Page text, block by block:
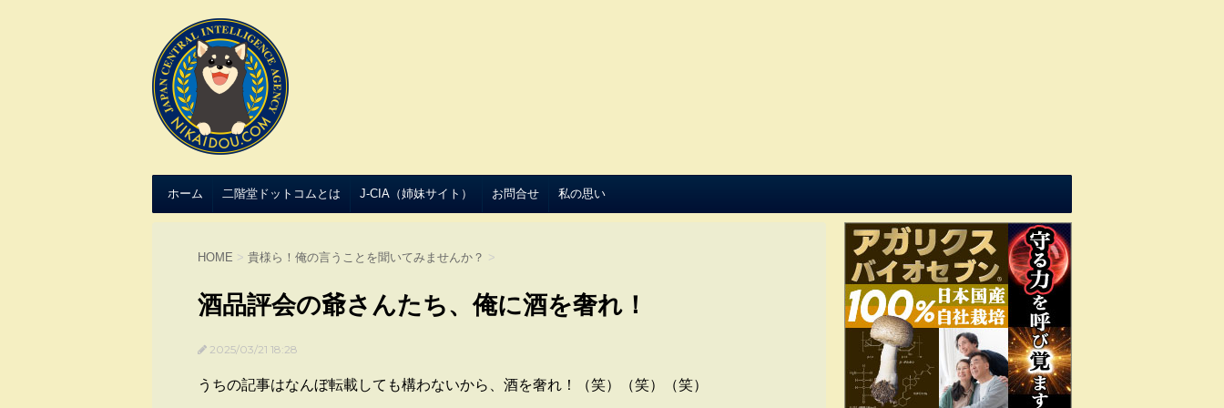
ホーム 二階堂ドットコムとは J-CIA（姉妹サイト） お問合せ 私の思い
HOME > 貴様ら！俺の言うことを聞いてみませんか？ >
酒品評会の爺さんたち、俺に酒を奢れ！
2025/03/21 18:28
うちの記事はなんぼ転載しても構わないから、酒を奢れ！（笑）（笑）（笑）